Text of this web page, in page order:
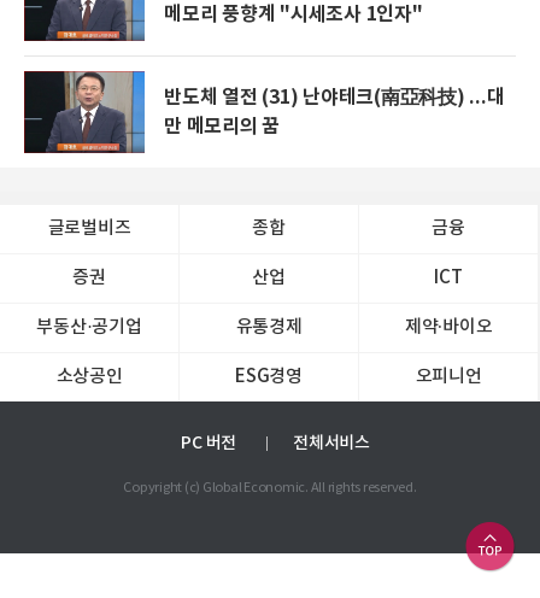
메모리 풍향계 "시세조사 1인자"
반도체 열전 (31) 난야테크(南亞科技) ...대
만 메모리의 꿈
글로벌비즈 종합 금융
증권 산업 ICT
부동산·공기업 유통경제 제약∙바이오
소상공인 ESG경영 오피니언
PC 버전 전체서비스
Copyright (c) Global Economic. All rights reserved.